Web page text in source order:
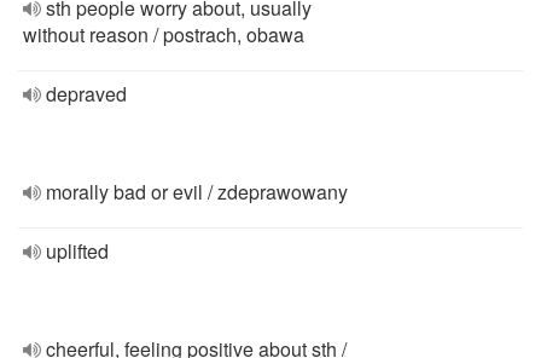
sth people worry about, usually
without reason / postrach, obawa
depraved
morally bad or evil / zdeprawowany
uplifted
cheerful, feeling positive about sth /